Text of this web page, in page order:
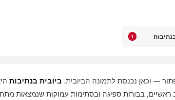
1
— וכאן נכנסת לתמונה הביובית. ביובית בנתיבות
ראשיים, בבורות ספיגה ובסתימות עמוקות שנמצאות